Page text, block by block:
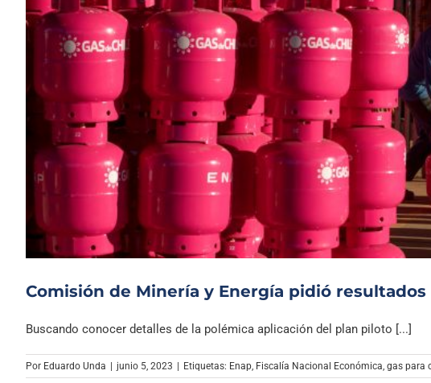
Comisión de Minería y Energía pidió resultados
Buscando conocer detalles de la polémica aplicación del plan piloto [...]
Por Eduardo Unda junio 5, 2023 Etiquetas: Enap, Fiscalía Nacional Económica, gas para